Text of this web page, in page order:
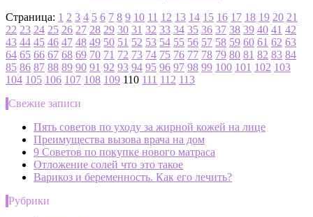
Страница: 1 2 3 4 5 6 7 8 9 10 11 12 13 14 15 16 17 18 19 20 21
22 23 24 25 26 27 28 29 30 31 32 33 34 35 36 37 38 39 40 41 42
43 44 45 46 47 48 49 50 51 52 53 54 55 56 57 58 59 60 61 62 63
64 65 66 67 68 69 70 71 72 73 74 75 76 77 78 79 80 81 82 83 84
85 86 87 88 89 90 91 92 93 94 95 96 97 98 99 100 101 102 103
104 105 106 107 108 109 110 111 112 113
Свежие записи
Пять советов по уходу за жирной кожей на лице
Преимущества вызова врача на дом
9 Советов по покупке нового матраса
Отложение солей что это такое
Варикоз и беременность. Как его лечить?
Рубрики